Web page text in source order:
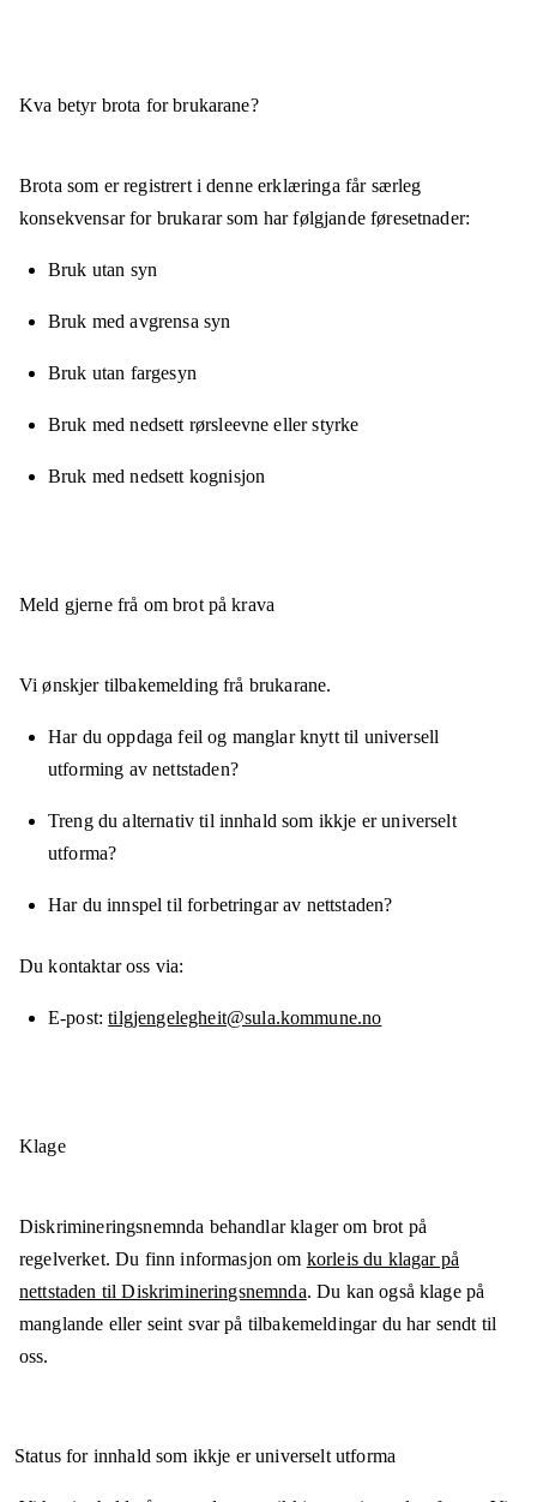
Kva betyr brota for brukarane?
Brota som er registrert i denne erklæringa får særleg
konsekvensar for brukarar som har følgjande føresetnader:
Bruk utan syn
Bruk med avgrensa syn
Bruk utan fargesyn
Bruk med nedsett rørsleevne eller styrke
Bruk med nedsett kognisjon
Meld gjerne frå om brot på krava
Vi ønskjer tilbakemelding frå brukarane.
Har du oppdaga feil og manglar knytt til universell
utforming av nettstaden?
Treng du alternativ til innhald som ikkje er universelt
utforma?
Har du innspel til forbetringar av nettstaden?
Du kontaktar oss via:
E-post tilgjengelegheit@sula.kommune.no
Klage
Diskrimineringsnemnda behandlar klager om brot på
regelverket. Du finn informasjon om korleis du klagar på
nettstaden til Diskrimineringsnemnda. Du kan også klage på
manglande eller seint svar på tilbakemeldingar du har sendt til
oss.
Status for innhald som ikkje er universelt utforma